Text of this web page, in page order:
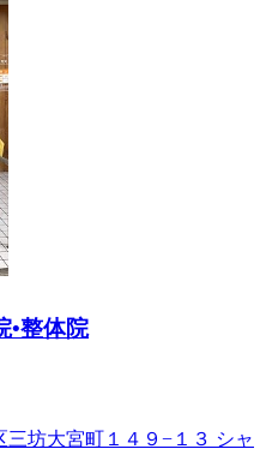
•整体院
三坊大宮町１４９−１３ シャ